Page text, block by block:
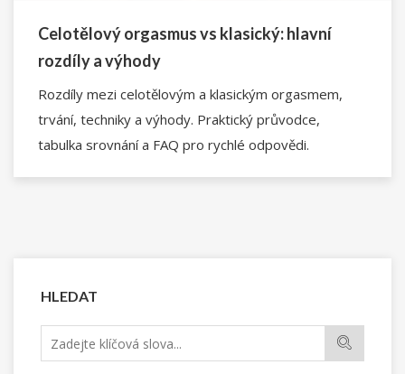
HLEDAT
Celotělový orgasmus vs klasický: hlavní
rozdíly a výhody
Rozdíly mezi celotělovým a klasickým orgasmem,
trvání, techniky a výhody. Praktický průvodce,
tabulka srovnání a FAQ pro rychlé odpovědi.